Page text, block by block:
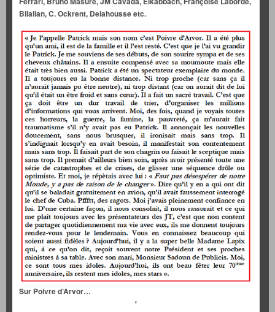
Bilalian, C. Ockrent, Delahousse etc.
Sur Poivre d’Arvor…
*